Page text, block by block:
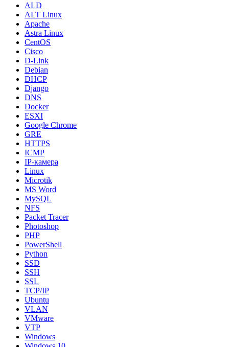
ALD
ALT Linux
Apache
Astra Linux
CentOS
Cisco
D-Link
Debian
DHCP
Django
DNS
Docker
ESXI
Google Chrome
GRE
HTTPS
ICMP
IP-камера
Linux
Microtik
MS Word
MySQL
NFS
Packet Tracer
Photoshop
PHP
PowerShell
Python
SSD
SSH
SSL
TCP/IP
Ubuntu
VLAN
VMware
VTP
Windows